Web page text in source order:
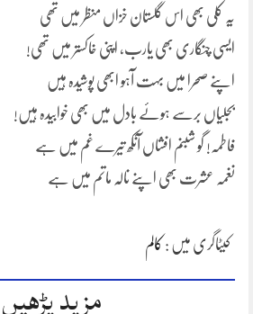
یہ کلی بھی اس گلستان خزاں منظر میں تھی
ایسی چنگاری بھی یارب، اپنی خاکستر میں تھی!
اپنے صحرا میں بہت آہو ابھی پوشیدہ ہیں
بجلیاں برسے ہوئے بادل میں بھی خوابیدہ ہیں!
فاطمہ! گو شبنم افشاں آنکھ تیرے غم میں ہے
نغمہ عشرت بھی اپنے نالہ ماتم میں ہے
کیٹاگری میں : کالم
مزید پڑھیں